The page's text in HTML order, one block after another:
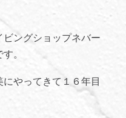
ビングショップネバー
。
にやってきて１６年目